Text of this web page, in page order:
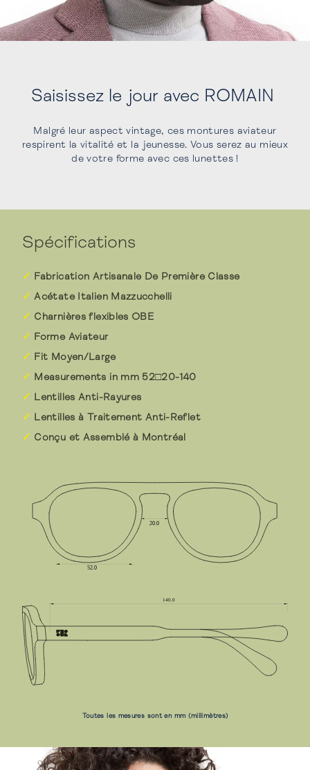
Saisissez le jour avec ROMAIN
Malgré leur aspect vintage, ces montures aviateur
respirent la vitalité et la jeunesse. Vous serez au mieux
de votre forme avec ces lunettes !
Spécifications
Fabrication Artisanale De Première Classe
Acétate Italien Mazzucchelli
Charnières flexibles OBE
Forme Aviateur
Fit Moyen/Large
Measurements in mm 52□20-140
Lentilles Anti-Rayures
Lentilles à Traitement Anti-Reflet
Conçu et Assemblé à Montréal
Toutes les mesures sont en mm (millimètres)